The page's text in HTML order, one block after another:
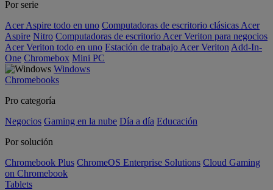
Por serie
Acer Aspire todo en uno Computadoras de escritorio clásicas Acer
Aspire Nitro Computadoras de escritorio Acer Veriton para negocios
Acer Veriton todo en uno Estación de trabajo Acer Veriton Add-In-
One Chromebox Mini PC
Windows
Chromebooks
Pro categoría
Negocios Gaming en la nube Día a día Educación
Por solución
Chromebook Plus ChromeOS Enterprise Solutions Cloud Gaming
on Chromebook
Tablets